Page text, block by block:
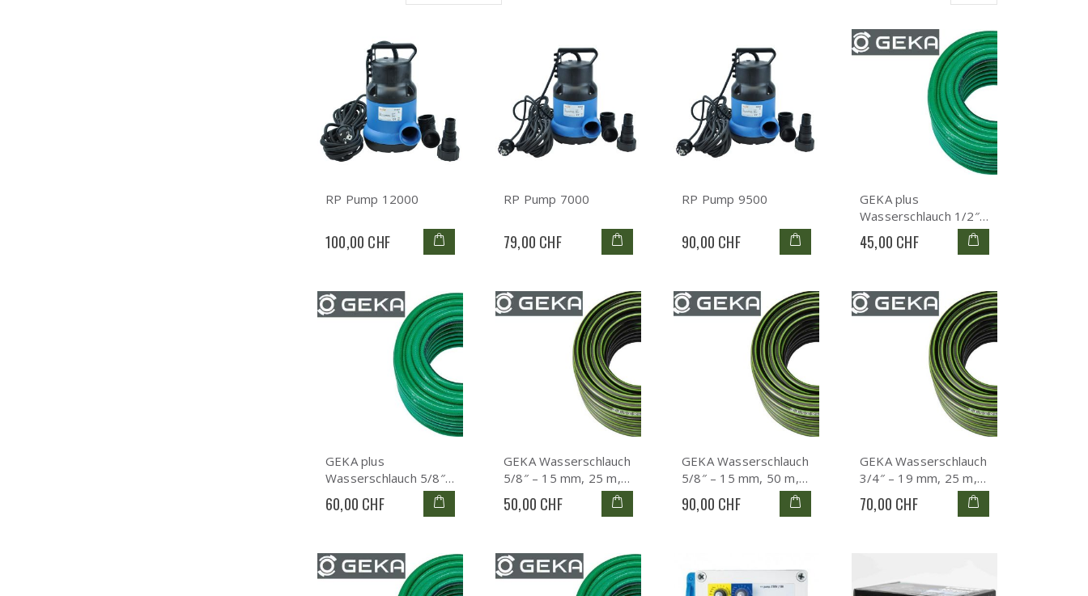
RP Pump 12000
100,00 CHF
RP Pump 7000
79,00 CHF
RP Pump 9500
90,00 CHF
GEKA plus
Wasserschlauch 1/2″
– 13 mm, 25 m, PVC
5-lagig, 14.0000.9
45,00 CHF
GEKA plus
Wasserschlauch 5/8″
– 15 mm, 25 m, PVC
5-lagig, 14.0002.9
60,00 CHF
GEKA Wasserschlauch
5/8″ – 15 mm, 25 m,
PVC 3-lagig,
13.0002.9
50,00 CHF
GEKA Wasserschlauch
5/8″ – 15 mm, 50 m,
PVC 3-lagig,
13.0003.9
90,00 CHF
GEKA Wasserschlauch
3/4″ – 19 mm, 25 m,
PVC 3-lagig,
13.0005.9
70,00 CHF